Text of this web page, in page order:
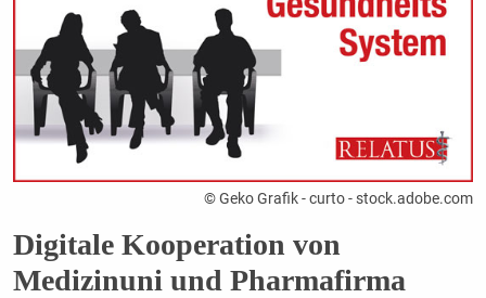
© Geko Grafik - curto - stock.adobe.com
Digitale Kooperation von
Medizinuni und Pharmafirma